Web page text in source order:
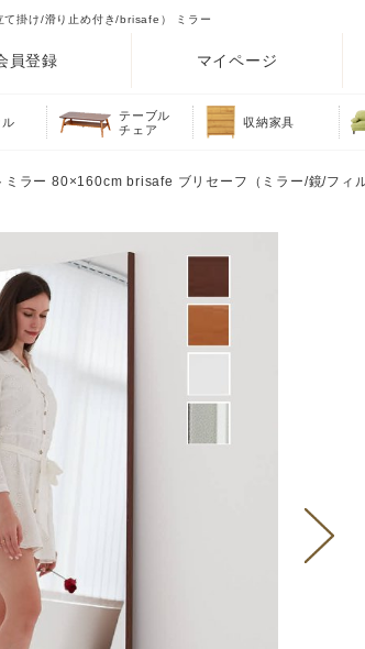
掛け/滑り止め付き/brisafe） ミラー
員登録 マイページ
テーブル
チェア
収納家具
ミラー 80×160cm brisafe ブリセーフ（ミラー/鏡/フィ